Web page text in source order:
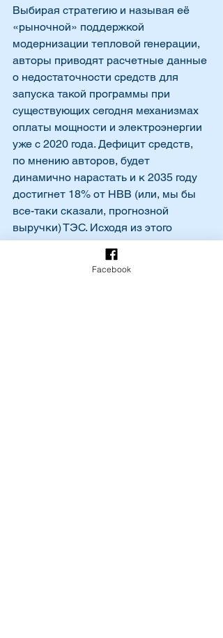
Выбирая стратегию и называя её
«рыночной» поддержкой
модернизации тепловой генерации,
авторы приводят расчетные данные
о недостаточности средств для
запуска такой программы при
существующих сегодня механизмах
оплаты мощности и электроэнергии
уже с 2020 года. Дефицит средств,
по мнению авторов, будет
динамично нарастать и к 2035 году
достигнет 18% от НВВ (или, мы бы
все-таки сказали, прогнозной
выручки) ТЭС. Исходя из этого
посыла, с которым в целом можно
согласиться (хотя, как уже отмечали,
Facebook